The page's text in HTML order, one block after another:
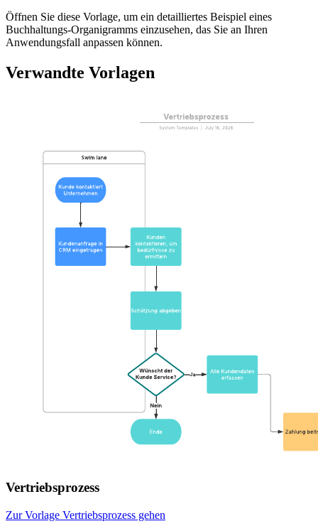
Öffnen Sie diese Vorlage, um ein detailliertes Beispiel eines
Buchhaltungs-Organigramms einzusehen, das Sie an Ihren
Anwendungsfall anpassen können.
Verwandte Vorlagen
Vertriebsprozess
Zur Vorlage Vertriebsprozess gehen